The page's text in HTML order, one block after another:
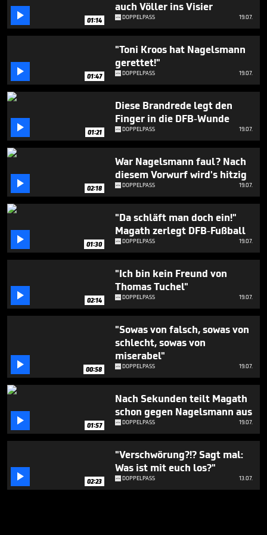
minute,
seconds
 01:14
auch Völler ins Visier
DOPPELPASS 19.07.
 01:47
"Toni Kroos hat Nagelsmann
gerettet!"
DOPPELPASS 19.07.
 01:21
Diese Brandrede legt den
Finger in die DFB-Wunde
DOPPELPASS 19.07.
 02:18
War Nagelsmann faul? Nach
diesem Vorwurf wird's hitzig
DOPPELPASS 19.07.
 01:30
"Da schläft man doch ein!"
Magath zerlegt DFB-Fußball
DOPPELPASS 19.07.
 02:14
"Ich bin kein Freund von
Thomas Tuchel"
DOPPELPASS 19.07.
 00:58
"Sowas von falsch, sowas von
schlecht, sowas von
miserabel"
DOPPELPASS 19.07.
 01:57
Nach Sekunden teilt Magath
schon gegen Nagelsmann aus
DOPPELPASS 19.07.
 02:23
"Verschwörung?!? Sagt mal:
Was ist mit euch los?"
DOPPELPASS 13.07.